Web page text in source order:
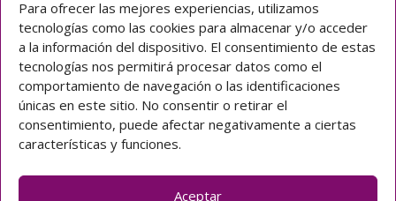
Para ofrecer las mejores experiencias, utilizamos
tecnologías como las cookies para almacenar y/o acceder
a la información del dispositivo. El consentimiento de estas
tecnologías nos permitirá procesar datos como el
comportamiento de navegación o las identificaciones
únicas en este sitio. No consentir o retirar el
consentimiento, puede afectar negativamente a ciertas
características y funciones.
Aceptar
Inicio
Mi cuenta
Preguntas frecuentes
Colegio CLARET
Avda. Padre Claret 3 40003 Segovia (ESPAÑA)
Teléfono: [+34] 921 42 03 00
Email: colegio@claretsegovia.es